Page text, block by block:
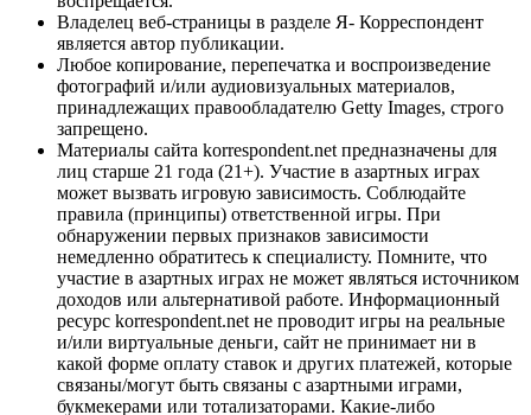
Владелец веб-страницы в разделе Я- Корреспондент
является автор публикации.
Любое копирование, перепечатка и воспроизведение
фотографий и/или аудиовизуальных материалов,
принадлежащих правообладателю Getty Images, строго
запрещено.
Материалы сайта korrespondent.net предназначены для
лиц старше 21 года (21+). Участие в азартных играх
может вызвать игровую зависимость. Соблюдайте
правила (принципы) ответственной игры. При
обнаружении первых признаков зависимости
немедленно обратитесь к специалисту. Помните, что
участие в азартных играх не может являться источником
доходов или альтернативой работе. Информационный
ресурс korrespondent.net не проводит игры на реальные
и/или виртуальные деньги, сайт не принимает ни в
какой форме оплату ставок и других платежей, которые
связаны/могут быть связаны с азартными играми,
букмекерами или тотализаторами. Какие-либо